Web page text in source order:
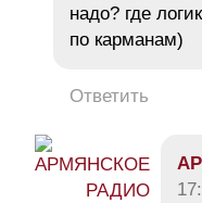
надо? где
по карманам)
Ответить